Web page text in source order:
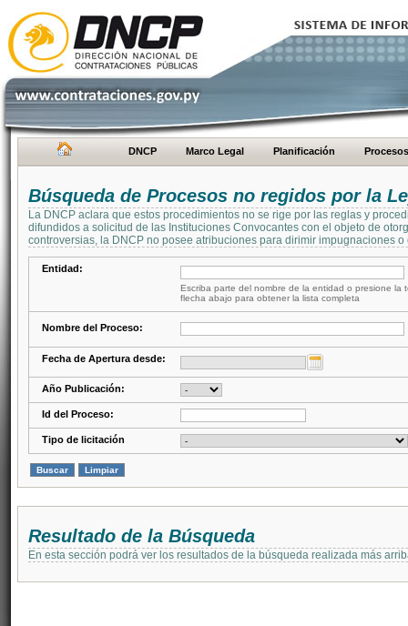
DNCP Marco Legal Planificación Procesos
Búsqueda de Procesos no regidos por la
La DNCP aclara que estos procedimientos no se rige por las reglas y
difundidos a solicitud de las Instituciones Convocantes con el objeto de
controversias, la DNCP no posee atribuciones para dirimir impugnaciones
Entidad:
Escriba parte del nombre de la entidad o presione la
flecha abajo para obtener la lista completa
Nombre del Proceso:
Fecha de Apertura desde:
Año Publicación:
Id del Proceso:
Tipo de licitación
Resultado de la Búsqueda
En esta sección podrá ver los resultados de la búsqueda realizada más